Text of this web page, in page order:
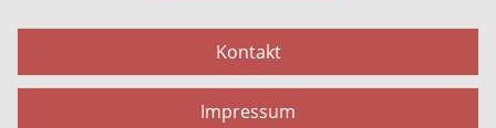
Kontakt
Impressum